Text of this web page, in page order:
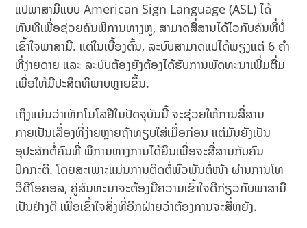
ແປພາສາມືແບບ American Sign Language (ASL) ໄດ້
ທັນທີເພື່ອຊ່ວຍຄົນພິການທາງຫູ, ສາມາດສື່ສານໄດ້ໄວກັບຄົນທີ່ບໍ່
ເຂົ້າໃຈພາສາມື. ແຕ່ໃນເບື້ອງຕົ້ນ, ລະບົບສາມາດແປໄດ້ພຽງແຕ່ 6 ຄໍາ
ທີ່ງ່າຍດາຍ ແລະ ລະບົບຕ້ອງຍັງຕ້ອງໄດ້ຮັບການພັດທະນາເພີ່ມຕື່ມ
ເພື່ອໃຫ້ມີປະສິດທິພາບຫຼາຍຂຶ້ນ.
ເຖິງແມ່ນວ່າເທັກໂນໂລຢີໃນປັດຈຸບັນນີ້ ຈະຊ່ວຍໃຫ້ການສື່ສານ
ກາຍເປັນເລື່ອງທີ່ງ່າຍຫຼາຍຖ້າທຽບໃສ່ເມື່ອກ່ອນ ​ແຕ່​ມັນ​ຍັງ​ເປັນ​
ອຸປະສັກ​ຕໍ່​ຄົນ​ທີ່ ພິການ​ທາງ​ການໄດ້ຍິນເພື່ອຈະ​ສື່ສານ​ກັບ​ຄົນ​
ປົກກະຕິ. ໂດຍ​ສະ​ເພາະ​ແມ່ນ​ການ​ຕິດ​ຕໍ່​ພົວ​ພັນ​ຕໍ່​ໜ້າ ​ຜ່ານ​ການ​ໂທ​
ວິດີໂອຄອລ, ຄູ່ສົນທະນາຈະຕ້ອງມີຄວາມເຂົ້າໃຈດີກ່ຽວກັບພາສາມື
ເປັນຢ່າງດີ ເພື່ອເຂົ້າໃຈສິ່ງທີ່ອີກຝ່າຍວ່າຕ້ອງການຈະສື່ຫຍັງ.